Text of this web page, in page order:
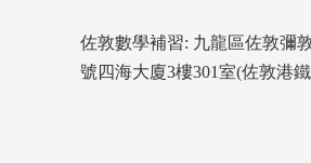
佐敦數學補習: 九龍區佐敦彌
號四海大廈3樓301室(佐敦港